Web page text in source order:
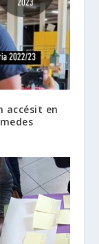
accésit en